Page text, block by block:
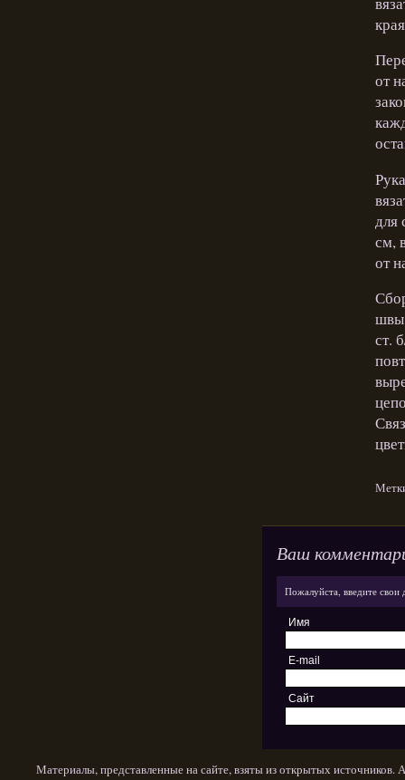
от
для
см,
от
швы
ст.
Ваш
Пожалуйста, введите
Имя
E-mail
Сайт
Материалы, представленные на сайте, взяты из открытых